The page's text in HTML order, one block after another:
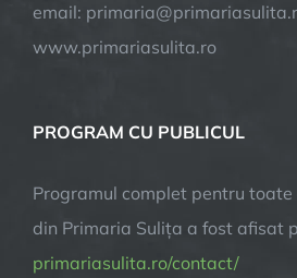
email:
www.primariasulita.ro
PROGRAM CU PUBLICUL
Programul complet pentru
din Primaria Sulița a fost afisat
primariasulita.ro/contact/